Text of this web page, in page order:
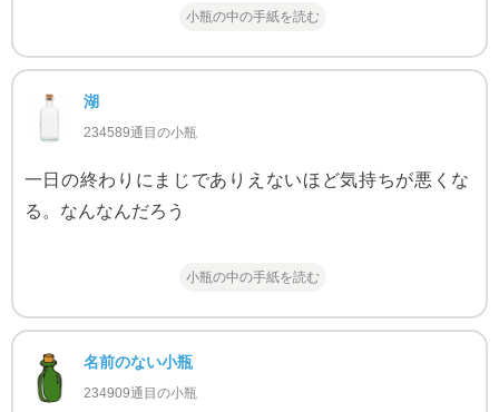
小瓶の中の手紙を読む
湖
234589通目の小瓶
一日の終わりにまじでありえないほど気持ちが悪くな
る。なんなんだろう
小瓶の中の手紙を読む
名前のない小瓶
234909通目の小瓶